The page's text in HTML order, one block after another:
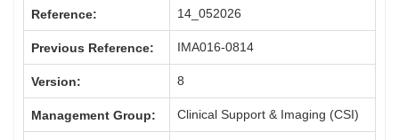
Reference: 14_052026
Previous Reference: IMA016-0814
Version: 8
Management Group: Clinical Support & Imaging (CSI)